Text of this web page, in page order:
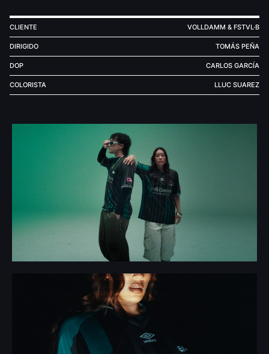
CLIENTE VOLLDAMM & FSTVL·B
DIRIGIDO TOMÁS PEÑA
DOP CARLOS GARCÍA
COLORISTA LLUC SUAREZ